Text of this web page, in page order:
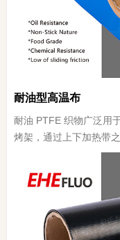
耐油型高温布
耐油 PTFE 织物广泛用
烤架，通过上下加热带